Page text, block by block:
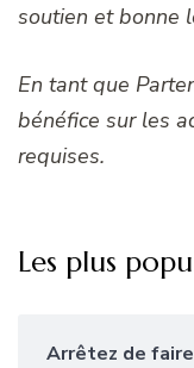
soutien et bonne
En tant que
bénéfice sur les
requises.
Les plus
Arrêtez de faire